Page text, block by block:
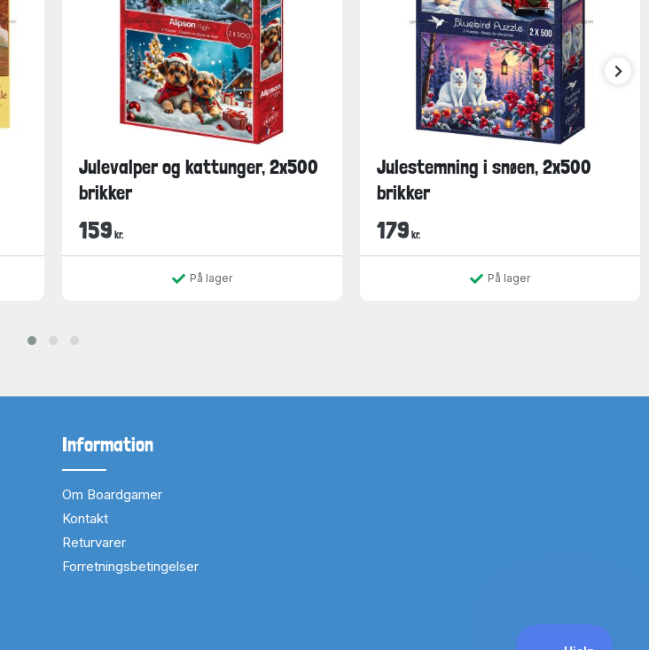
Julevalper og kattunger, 2x500
brikker
159 kr.
På lager
Julestemning i snøen, 2x500
brikker
179 kr.
På lager
Information
Om Boardgamer
Kontakt
Returvarer
Forretningsbetingelser